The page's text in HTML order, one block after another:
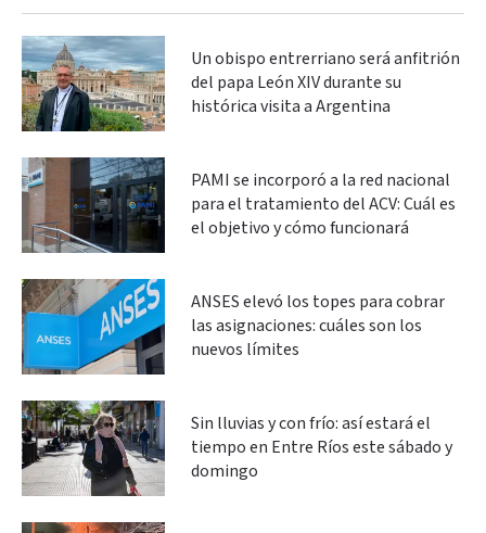
Un obispo entrerriano será anfitrión
del papa León XIV durante su
histórica visita a Argentina
PAMI se incorporó a la red nacional
para el tratamiento del ACV: Cuál es
el objetivo y cómo funcionará
ANSES elevó los topes para cobrar
las asignaciones: cuáles son los
nuevos límites
Sin lluvias y con frío: así estará el
tiempo en Entre Ríos este sábado y
domingo